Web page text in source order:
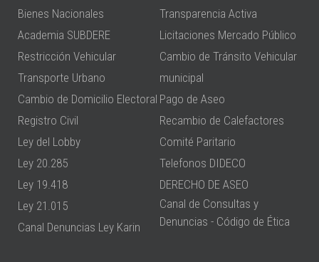
Bienes Nacionales
Academia SUBDERE
Restricción Vehicular
Transporte Urbano
Cambio de Domicilio Electoral
Registro Civil
Ley del Lobby
Ley 20.285
Ley 19.418
Ley 21.015
Canal Denuncias Ley Karin
Transparencia Activa
Licitaciones Mercado Público
Cambio de Tránsito Vehicular
municipal
Pago de Aseo
Recambio de Calefactores
Comité Paritario
Telefonos DIDECO
DERECHO DE ASEO
Canal de Consultas y
Denuncias - Código de Ética